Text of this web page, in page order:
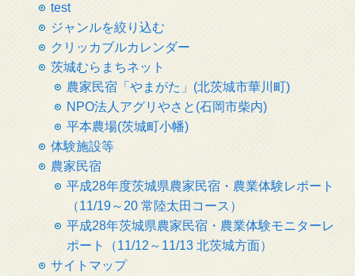
test
ジャンルを絞り込む
クリッカブルカレンダー
茨城むらまちネット
農家民宿「やまがた」(北茨城市華川町)
NPO法人アグリやさと(石岡市柴内)
平本農場(茨城町小幡)
体験施設等
農家民宿
平成28年度茨城県農家民宿・農業体験レポート
（11/19～20 常陸太田コース）
平成28年茨城県農家民宿・農業体験モニターレ
ポート（11/12～11/13 北茨城方面）
サイトマップ